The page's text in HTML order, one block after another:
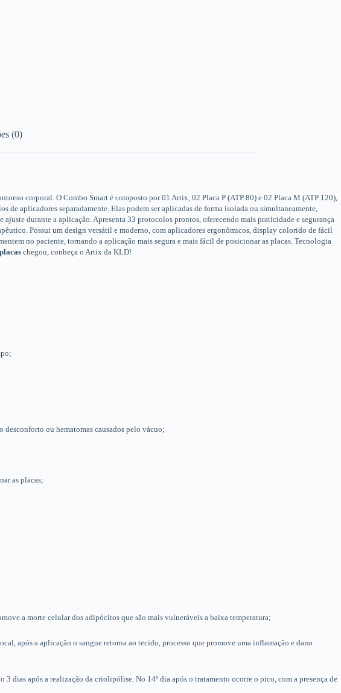
(0)
corporal. O Combo Smart é composto por 01 Artix, 02 Placa P (ATP 80) e 02 Placa M (ATP 120),
aplicadores separadamente. Elas podem ser aplicadas de forma isolada ou simultaneamente,
durante a aplicação. Apresenta 33 protocolos prontos, oferecendo mais praticidade e segurança
Possui um design versátil e moderno, com aplicadores ergonômicos, display colorido de fácil
no paciente, tornando a aplicação mais segura e mais fácil de posicionar as placas. Tecnologia
chegou, conheça o Artix da KLD!
ou hematomas causados pelo vácuo;
as placas;
a morte celular dos adipócitos que são mais vulneráveis a baixa temperatura;
após a aplicação o sangue retorna ao tecido, processo que promove uma inflamação e dano
após a realização da criolipólise. No 14º dia após o tratamento ocorre o pico, com a presença de